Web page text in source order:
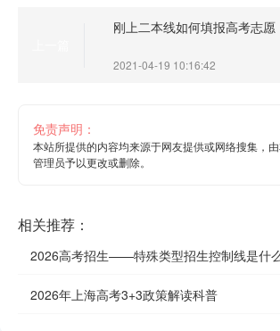
刚上二本线如何填报高考志愿
2021-04-19 10:16:42
免责声明：
本站所提供的内容均来源于网友提供或网络搜集，
管理员予以更改或删除。
相关推荐：
2026高考招生——特殊类型招生控制线是什
2026年上海高考3+3政策解读科普